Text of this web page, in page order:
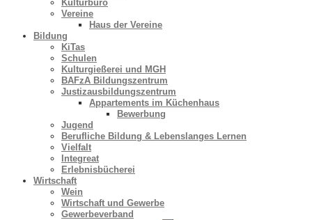
Kulturbüro
Vereine
Haus der Vereine
Bildung
KiTas
Schulen
Kulturgießerei und MGH
BAFzA Bildungszentrum
Justizausbildungszentrum
Appartements im Küchenhaus
Bewerbung
Jugend
Berufliche Bildung & Lebenslanges Lernen
Vielfalt
Integreat
Erlebnisbücherei
Wirtschaft
Wein
Wirtschaft und Gewerbe
Gewerbeverband